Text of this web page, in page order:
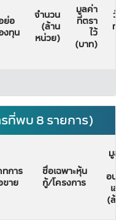
ย่อ
งทุน
จำนวน
(ล้าน
หน่วย)
มูลค่า
ที่ตรา
ไว้
(บาท)
วั
ท
ที่พบ 8 รายการ)
ทการ
ขาย
ชื่อเฉพาะหุ้น
กู้/โครงการ
มูล
อนุ
เ
(ล้